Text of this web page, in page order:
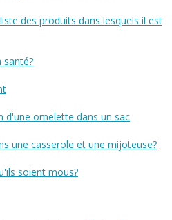
des produits dans lesquels il est
santé?
d'une omelette dans un sac
une casserole et une mijoteuse?
soient mous?